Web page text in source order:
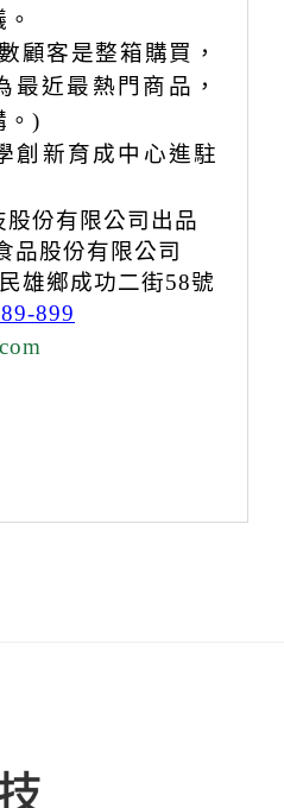
顧客是整箱購買，
最近最熱門商品，
)
創新育成中心進駐
股份有限公司出品
品股份有限公司
雄鄉成功二街58號
899